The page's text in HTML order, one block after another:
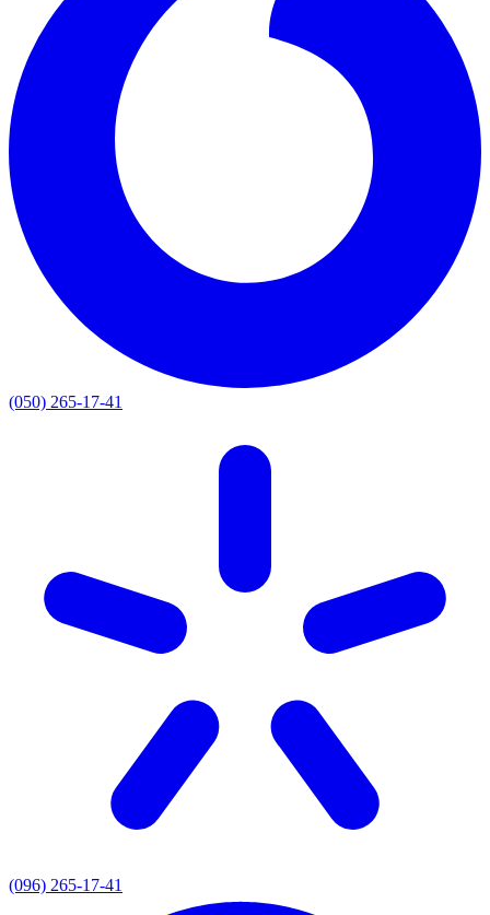
(050) 265-17-41
(096) 265-17-41